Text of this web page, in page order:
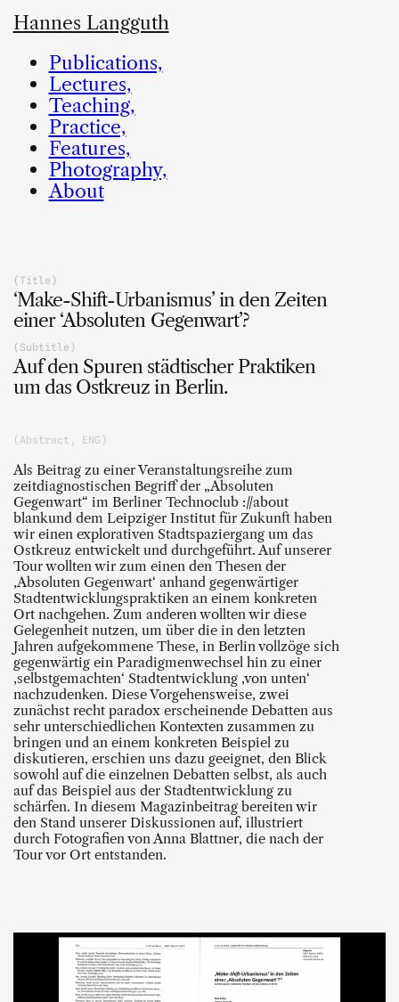
Hannes Langguth
Publications,
Lectures,
Teaching,
Practice,
Features,
Photography,
About
(Title)
‘Make-Shift-Urbanismus’ in den Zeiten
einer ‘Absoluten Gegenwart’?
(Subtitle)
Auf den Spuren städtischer Praktiken
um das Ostkreuz in Berlin.
(Abstract, ENG)
Als Beitrag zu einer Veranstaltungsreihe zum
zeitdiagnostischen Begriff der „Absoluten
Gegenwart“ im Berliner Technoclub ://about
blankund dem Leipziger Institut für Zukunft haben
wir einen explorativen Stadtspaziergang um das
Ostkreuz entwickelt und durchgeführt. Auf un­serer
Tour wollten wir zum einen den Thesen der
‚Absoluten Gegenwart‘ anhand gegenwärtiger
Stadtentwicklungspraktiken an einem konkreten
Ort nachgehen. Zum anderen wollten wir diese
Gelegenheit nutzen, um über die in den letzten
Jahren aufgekommene These, in Berlin vollzöge sich
gegenwärtig ein Paradigmenwechsel hin zu einer
‚selbstgemachten‘ Stadtentwicklung ‚von unten‘
nachzudenken. Diese Vorgehensweise, zwei
zunächst recht paradox erscheinende Debatten aus
sehr unterschied­lichen Kontexten zusammen zu
bringen und an einem konkreten Beispiel zu
diskutieren, erschien uns dazu geeignet, den Blick
sowohl auf die ein­zelnen Debatten selbst, als auch
auf das Beispiel aus der Stadtentwicklung zu
schärfen. In diesem Magazinbeitrag bereiten wir
den Stand unserer Diskussionen auf, illustriert
durch Fotografien von Anna Blattner, die nach der
Tour vor Ort entstanden.